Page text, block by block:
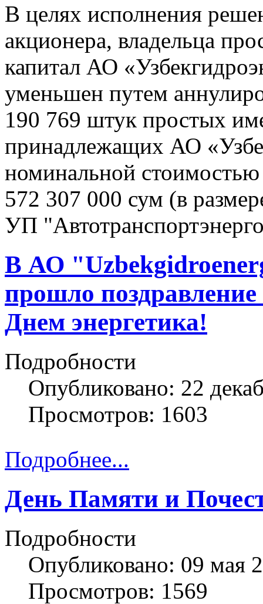
В целях исполнения
акционера, владельца
капитал АО
уменьшен путем
190 769 штук простых
принадлежащих АО
номинальной
572 307 000 сум (в
УП
В АО
прошло поздравление
Днем энергетика!
Подробности
Опубликовано: 22
Просмотров: 1603
Подробнее...
День Памяти и
Подробности
Опубликовано: 09 мая
Просмотров: 1569